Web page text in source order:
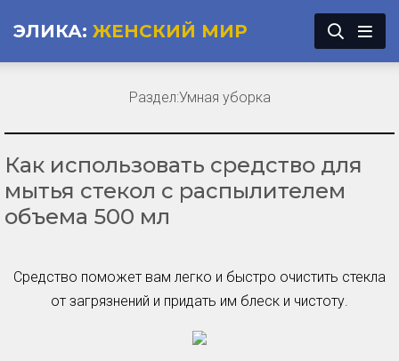
ЭЛИКА: ЖЕНСКИЙ МИР
Как использовать средство для
мытья стекол с распылителем
объема 500 мл
Средство поможет вам легко и быстро очистить стекла
от загрязнений и придать им блеск и чистоту.
Раздел:Умная уборка